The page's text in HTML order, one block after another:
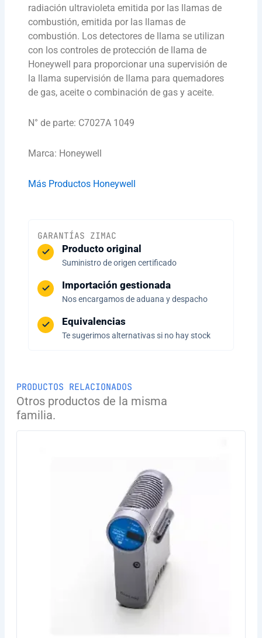
radiación ultravioleta emitida por las llamas de
combustión, emitida por las llamas de
combustión. Los detectores de llama se utilizan
con los controles de protección de llama de
Honeywell para proporcionar una supervisión de
la llama supervisión de llama para quemadores
de gas, aceite o combinación de gas y aceite.
N° de parte: C7027A 1049
Marca: Honeywell
Más Productos Honeywell
GARANTÍAS ZIMAC
Producto original
Suministro de origen certificado
Importación gestionada
Nos encargamos de aduana y despacho
Equivalencias
Te sugerimos alternativas si no hay stock
PRODUCTOS RELACIONADOS
Otros productos de la misma
familia.